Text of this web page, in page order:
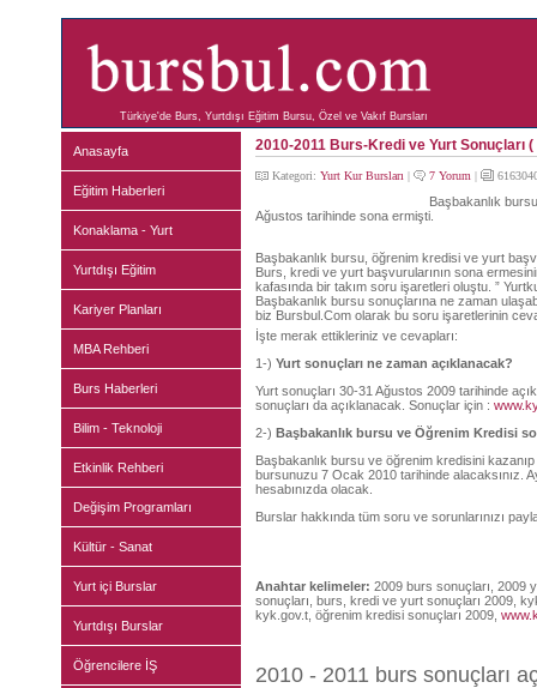
Türkiye'de Burs, Yurtdışı Eğitim Bursu, Özel ve Vakıf Bursları
Anasayfa
Eğitim Haberleri
Konaklama - Yurt
Yurtdışı Eğitim
Kariyer Planları
MBA Rehberi
Burs Haberleri
Bilim - Teknoloji
Etkinlik Rehberi
Değişim Programları
Kültür - Sanat
Yurt içi Burslar
Yurtdışı Burslar
Öğrencilere İŞ
2010-2011 Burs-Kredi ve Yurt Sonuçları (
Kategori: Yurt Kur Bursları | 7 Yorum |
Başbakanlık
Ağustos tarihinde sona ermişti.
Başbakanlık bursu, öğrenim kredisi ve yurt
Burs, kredi ve yurt başvurularının sona
kafasında bir takım soru işaretleri oluştu. ”
Başbakanlık bursu sonuçlarına ne zaman
biz Bursbul.Com olarak bu soru işaretlerinin
İşte merak ettikleriniz ve cevapları:
1-) Yurt sonuçları ne zaman açıklanacak?
Yurt sonuçları 30-31 Ağustos 2009 tarihinde
sonuçları da açıklanacak. Sonuçlar için :
2-) Başbakanlık bursu ve Öğrenim Kredisi
Başbakanlık bursu ve öğrenim kredisini kazanıp
bursunuzu 7 Ocak 2010 tarihinde alacaksınız.
hesabınızda olacak.
Burslar hakkında tüm soru ve sorunlarınızı
Anahtar kelimeler: 2009 burs sonuçları, 2009
sonuçları, burs, kredi ve yurt sonuçları 2009,
kyk.gov.t, öğrenim kredisi sonuçları 2009,
2010 - 2011 burs sonuçları